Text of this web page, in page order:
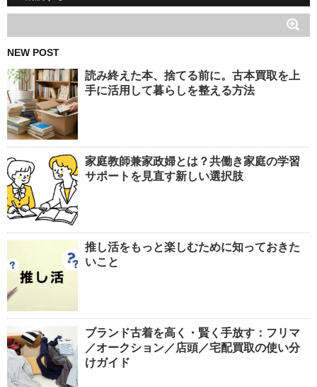
NEW POST
読み終えた本、捨てる前に。古本買取を上
手に活用して暮らしを整える方法
家庭教師兼家政婦とは？共働き家庭の学習
サポートを見直す新しい選択肢
推し活をもっと楽しむために知っておきた
いこと
ブランド古着を高く・賢く手放す：フリマ
／オークション／店頭／宅配買取の使い分
けガイド